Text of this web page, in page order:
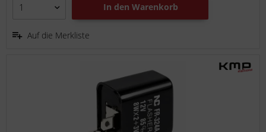
In den Warenkorb
Auf die Merkliste